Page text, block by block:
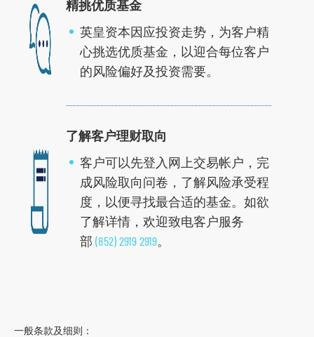
精挑优质基金
英皇资本因应投资走势，为客户精
心挑选优质基金，以迎合每位客户
的风险偏好及投资需要。
了解客户理财取向
客户可以先登入网上交易帐户，完
成风险取向问卷，了解风险承受程
度，以便寻找最合适的基金。如欲
了解详情，欢迎致电客户服务
部 (852) 2919 2919。
一般条款及细则：